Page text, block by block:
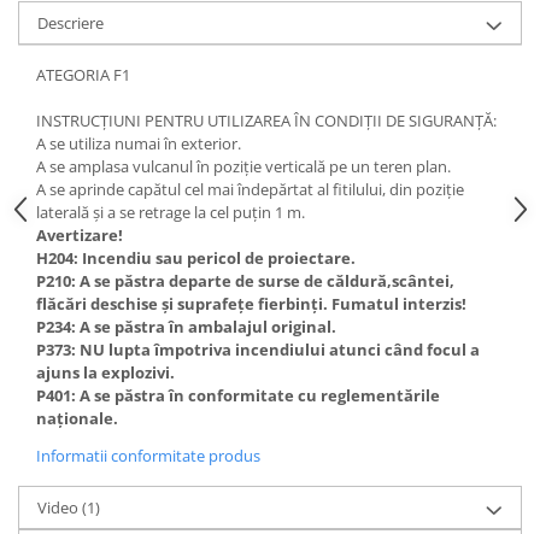
Descriere
ATEGORIA F1
INSTRUCȚIUNI PENTRU UTILIZAREA ÎN CONDIȚII DE SIGURANȚĂ:
A se utiliza numai în exterior.
A se amplasa vulcanul în poziție verticală pe un teren plan.
A se aprinde capătul cel mai îndepărtat al fitilului, din poziție
laterală și a se retrage la cel puțin 1 m.
Avertizare!
H204: Incendiu sau pericol de proiectare.
P210: A se păstra departe de surse de căldură,scântei,
flăcări deschise și suprafețe fierbinți. Fumatul interzis!
P234: A se păstra în ambalajul original.
P373: NU lupta împotriva incendiului atunci când focul a
ajuns la explozivi.
P401: A se păstra în conformitate cu reglementările
naționale.
Informatii conformitate produs
Video (1)